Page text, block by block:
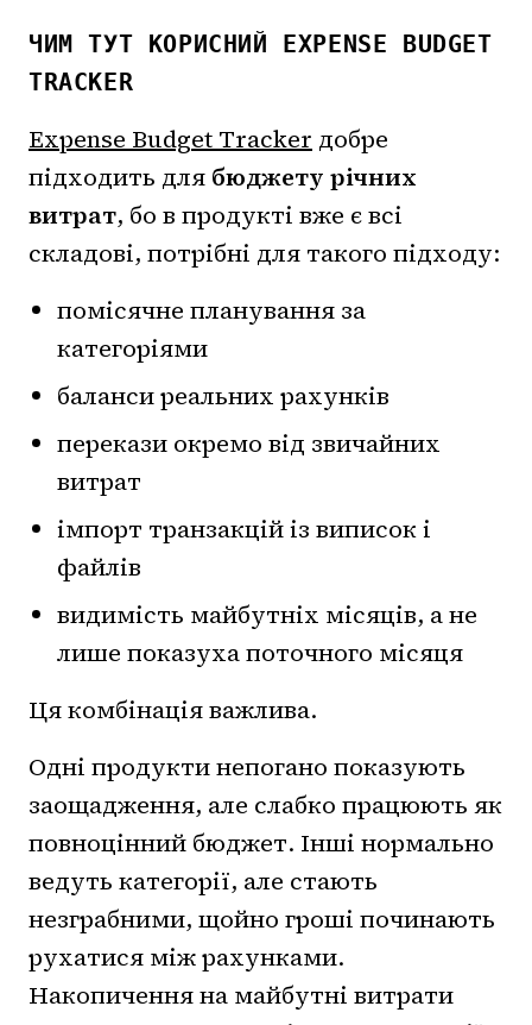
ЧИМ ТУТ КОРИСНИЙ EXPENSE BUDGET
TRACKER
Expense Budget Tracker добре
підходить для бюджету річних
витрат, бо в продукті вже є всі
складові, потрібні для такого підходу:
помісячне планування за
категоріями
баланси реальних рахунків
перекази окремо від звичайних
витрат
імпорт транзакцій із виписок і
файлів
видимість майбутніх місяців, а не
лише показуха поточного місяця
Ця комбінація важлива.
Одні продукти непогано показують
заощадження, але слабко працюють як
повноцінний бюджет. Інші нормально
ведуть категорії, але стають
незграбними, щойно гроші починають
рухатися між рахунками.
Накопичення на майбутні витрати